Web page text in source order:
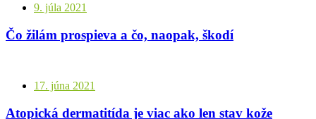
9. júla 2021
Čo žilám prospieva a čo, naopak, škodí
17. júna 2021
Atopická dermatitída je viac ako len stav kože